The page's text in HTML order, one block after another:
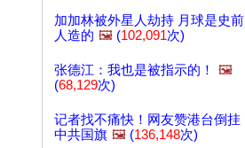
加加林被外星人劫持 月球是史前
人造的 🖼️ (102,091次)
张德江：我也是被指示的！
🖼️
(68,129次)
记者找不痛快！网友赞港台倒挂
中共国旗 🖼️ (136,148次)